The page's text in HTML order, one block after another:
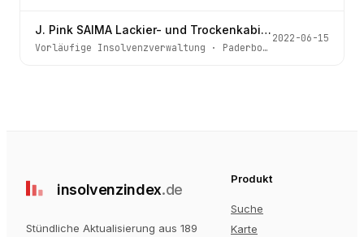
J. Pink SAIMA Lackier- und Trockenkabinen GmbH
Vorläufige Insolvenzverwaltung · Paderborn
2022-06-15
insolvenzindex.de
Stündliche Aktualisierung aus 189
Produkt
Suche
Karte